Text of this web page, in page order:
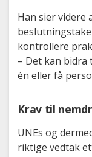
Han sier videre
kontrollere
– Det kan bidra
én eller få
Krav til
UNEs og
riktige vedtak